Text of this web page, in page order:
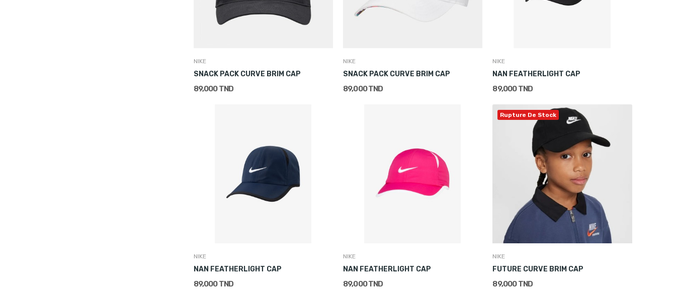
NIKE
SNACK PACK CURVE BRIM CAP
89,000 TND
NIKE
SNACK PACK CURVE BRIM CAP
89,000 TND
NIKE
NAN FEATHERLIGHT CAP
89,000 TND
NIKE
NAN FEATHERLIGHT CAP
89,000 TND
NIKE
NAN FEATHERLIGHT CAP
89,000 TND
Rupture De Stock
NIKE
FUTURE CURVE BRIM CAP
89,000 TND